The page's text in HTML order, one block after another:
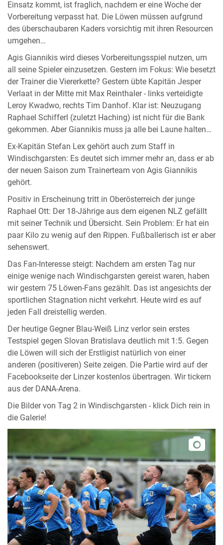
Einsatz kommt, ist fraglich, nachdem er eine Woche der
Vorbereitung verpasst hat. Die Löwen müssen aufgrund
des überschaubaren Kaders vorsichtig mit ihren Resourcen
umgehen…
Agis Giannikis wird dieses Vorbereitungsspiel nutzen, um
all seine Spieler einzusetzen. Gestern im Fokus: Wie besetzt
der Trainer die Viererkette? Gestern übte Kapitän Jesper
Verlaat in der Mitte mit Max Reinthaler - links verteidigte
Leroy Kwadwo, rechts Tim Danhof. Klar ist: Neuzugang
Raphael Schifferl (zuletzt Haching) ist nicht für die Bank
gekommen. Aber Giannikis muss ja alle bei Laune halten…
Ex-Kapitän Stefan Lex gehört auch zum Staff in
Windischgarsten: Es deutet sich immer mehr an, dass er ab
der neuen Saison zum Trainerteam von Agis Giannikis
gehört.
Positiv in Erscheinung tritt in Oberösterreich der junge
Raphael Ott: Der 18-Jährige aus dem eigenen NLZ gefällt
mit seiner Technik und Übersicht. Sein Problem: Er hat ein
paar Kilo zu wenig auf den Rippen. Fußballerisch ist er aber
sehenswert.
Das Fan-Interesse steigt: Nachdem am ersten Tag nur
einige wenige nach Windischgarsten gereist waren, haben
wir gestern 75 Löwen-Fans gezählt. Das ist angesichts der
sportlichen Stagnation nicht verkehrt. Heute wird es auf
jeden Fall dreistellig werden.
Der heutige Gegner Blau-Weiß Linz verlor sein erstes
Testspiel gegen Slovan Bratislava deutlich mit 1:5. Gegen
die Löwen will sich der Erstligist natürlich von einer
anderen (positiveren) Seite zeigen. Die Partie wird auf der
Facebookseite der Linzer kostenlos übertragen. Wir tickern
aus der DANA-Arena.
Die Bilder von Tag 2 in Windischgarsten - klick Dich rein in
die Galerie!